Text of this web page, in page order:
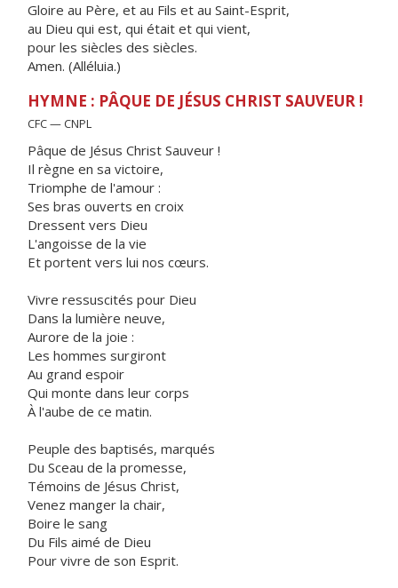
Gloire au Père, et au Fils et au Saint-Esprit,
au Dieu qui est, qui était et qui vient,
pour les siècles des siècles.
Amen. (Alléluia.)
HYMNE : PÂQUE DE JÉSUS CHRIST SAUVEUR !
CFC — CNPL
Pâque de Jésus Christ Sauveur !
Il règne en sa victoire,
Triomphe de l'amour :
Ses bras ouverts en croix
Dressent vers Dieu
L'angoisse de la vie
Et portent vers lui nos cœurs.
Vivre ressuscités pour Dieu
Dans la lumière neuve,
Aurore de la joie :
Les hommes surgiront
Au grand espoir
Qui monte dans leur corps
À l'aube de ce matin.
Peuple des baptisés, marqués
Du Sceau de la promesse,
Témoins de Jésus Christ,
Venez manger la chair,
Boire le sang
Du Fils aimé de Dieu
Pour vivre de son Esprit.